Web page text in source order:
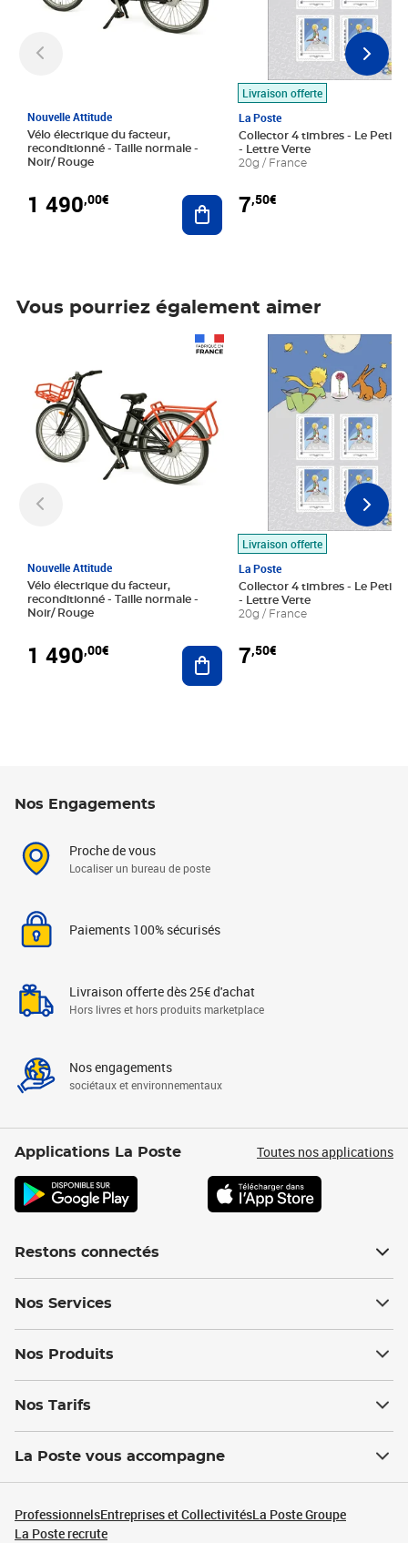
Nouvelle Attitude
Vélo électrique du facteur,
reconditionné - Taille normale -
Noir/ Rouge
1 490,00€ Ajouter au panier
Livraison offerte
La Poste
Collector 4 timbres - Le Petit
- Lettre Verte
20g / France
7,50€
Vous pourriez également aimer
Nouvelle Attitude
Vélo électrique du facteur,
reconditionné - Taille normale -
Noir/ Rouge
1 490,00€ Ajouter au panier
Livraison offerte
La Poste
Collector 4 timbres - Le Petit
- Lettre Verte
20g / France
7,50€
Prix 7,50€
Nos Engagements
Proche de vous
Localiser un bureau de poste
Paiements 100% sécurisés
Livraison offerte dès 25€ d'achat
Hors livres et hors produits marketplace
Nos engagements
sociétaux et environnementaux
Applications La Poste Toutes nos applications
Restons connectés
Nos Services
Nos Produits
Nos Tarifs
La Poste vous accompagne
ProfessionnelsEntreprises et CollectivitésLa Poste Groupe
La Poste recrute